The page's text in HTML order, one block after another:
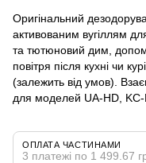
Оригінальний
активованим вугіллям
та тютюновий дим,
повітря після кухні чи
(залежить від умов).
для моделей UA-HD, KC-
ОПЛАТА ЧАСТИНАМИ
3 платежі по 1 499.67